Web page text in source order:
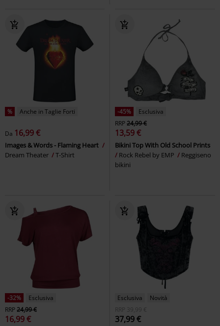
% Anche in Taglie Forti
Da 16,99 €
Images & Words - Flaming Heart
Dream Theater
T-Shirt
-45%
Esclusiva
RRP24,99 €
13,59 €
Bikini Top With Old School Prints
Rock Rebel by EMP
Reggiseno
bikini
-32%
Esclusiva
RRP24,99 €
16,99 €
Esclusiva
Novità
RRP
39,99 €
37,99 €